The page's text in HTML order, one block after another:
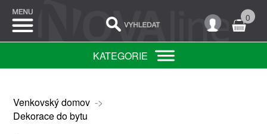
0
KATEGORIE
Venkovský domov->
Dekorace do bytu